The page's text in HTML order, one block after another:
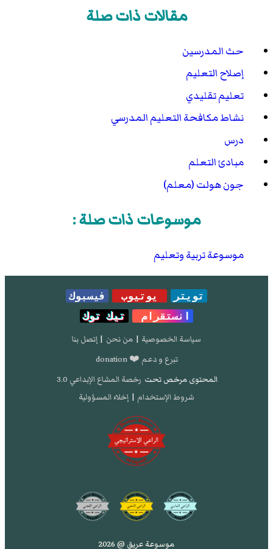
مقالات ذات صلة
حث المدرسين
إصلاح التعليم
تعليم تقليدي
نشاط مكافحة التعليم المدرسي
درس
مبادئ التعلم
جون هولت (معلم)
موسوعات ذات صلة :
موسوعة تربية وتعليم
تويتر يوتيوب
فيسبوك
انستقرام
تيك توك
سياسة الخصوصية | من نحن | إتصل بنا
تبرع و دعم ❤️ donation
المحتوى مرخص تحت رخصة المشاع الإبداعي 3.0
شروط الإستخدام | إخلاء المسؤولية
موسوعة عريق @ 2026